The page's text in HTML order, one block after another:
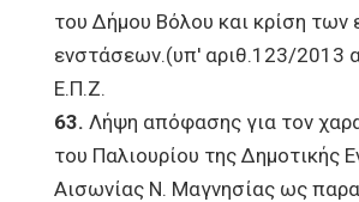
του Δήμου Βόλου και κρίση των
ενστάσεων.(υπ' αριθ.123/2013
Ε.Π.Ζ.
63. Λήψη απόφασης για τον
του Παλιουρίου της Δημοτικής
Αισωνίας Ν. Μαγνησίας ως